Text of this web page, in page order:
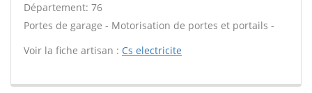
Département: 76
Portes de garage - Motorisation de portes et portails -
Voir la fiche artisan : Cs electricite